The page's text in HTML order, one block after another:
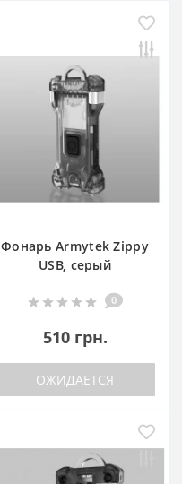
Фонарь Armytek Zippy
USB, серый
0
510 грн.
ОЖИДАЕТСЯ